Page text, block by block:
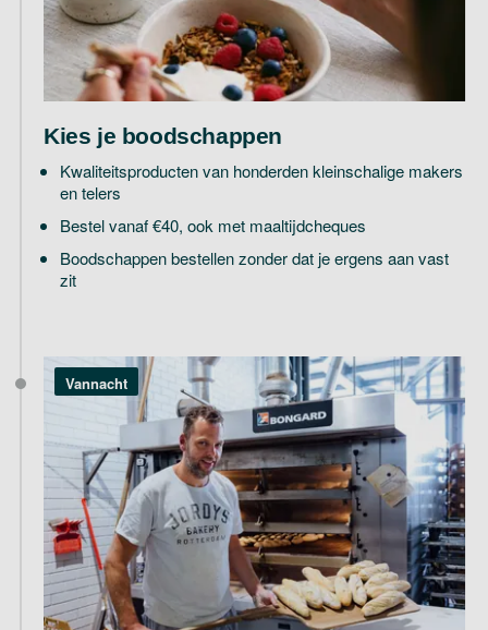
Kies je boodschappen
Kwaliteitsproducten van honderden kleinschalige makers
en telers
Bestel vanaf €40, ook met maaltijdcheques
Boodschappen bestellen zonder dat je ergens aan vast
zit
Vannacht